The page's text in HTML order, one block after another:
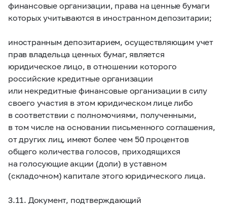
финансовые организации, права на ценные бумаги
которых учитываются в иностранном депозитарии;
иностранным депозитарием, осуществляющим учет
прав владельца ценных бумаг, является
юридическое лицо, в отношении которого
российские кредитные организации
или некредитные финансовые организации в силу
своего участия в этом юридическом лице либо
в соответствии с полномочиями, полученными,
в том числе на основании письменного соглашения,
от других лиц, имеют более чем 50 процентов
общего количества голосов, приходящихся
на голосующие акции (доли) в уставном
(складочном) капитале этого юридического лица.
3.11. Документ, подтверждающий